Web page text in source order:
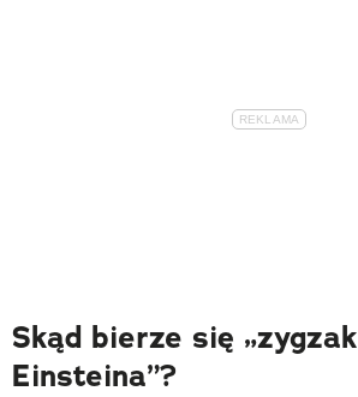
Skąd bierze się „zygzak
Einsteina”?